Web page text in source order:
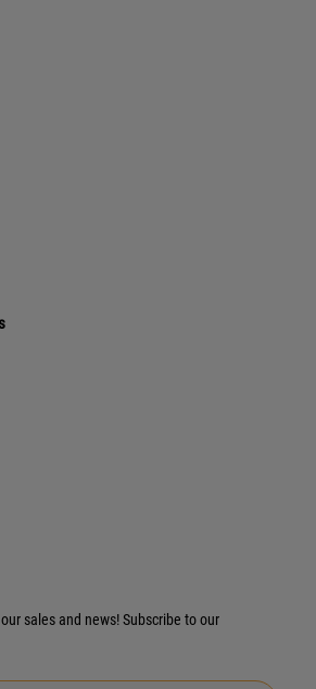
sales and news! Subscribe to our